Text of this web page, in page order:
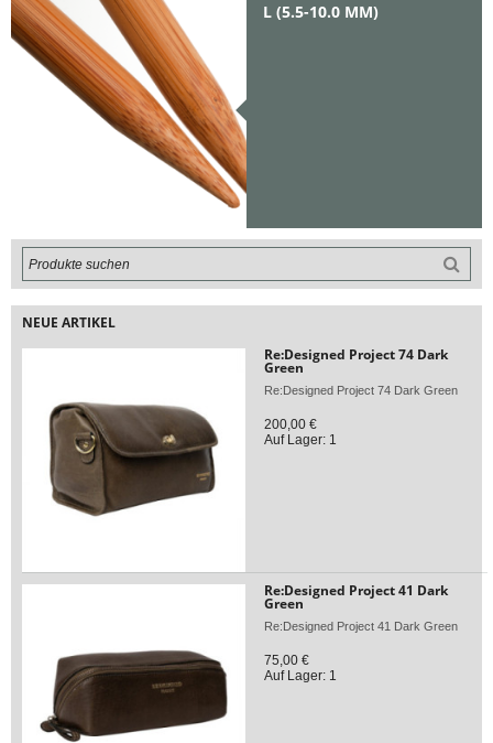
L (5.5-10.0 MM)
NEUE ARTIKEL
Re:Designed Project 74 Dark
Green
Re:Designed Project 74 Dark Green
200,00 €
Auf Lager: 1
Re:Designed Project 41 Dark
Green
Re:Designed Project 41 Dark Green
75,00 €
Auf Lager: 1